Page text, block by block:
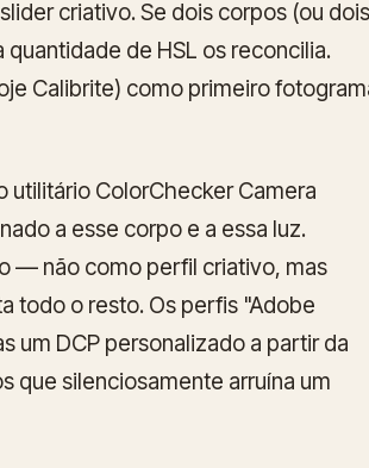
criativo. Se dois corpos (ou dois
de HSL os reconcilia.
Calibrite) como primeiro
utilitário ColorChecker Camera
a esse corpo e a essa luz.
— não como perfil criativo, mas
todo o resto. Os perfis "Adobe
um DCP personalizado a partir da
que silenciosamente arruína um